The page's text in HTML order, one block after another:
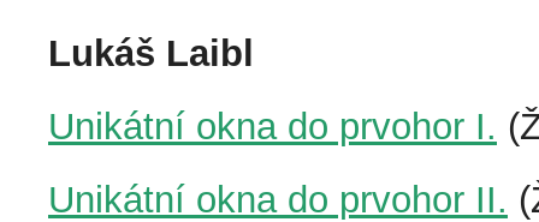
Lukáš Laibl
Unikátní okna do prvohor I.
Unikátní okna do prvohor II.